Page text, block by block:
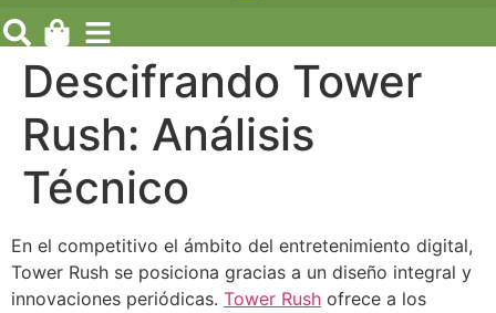
Descifrando Tower
Rush: Análisis
Técnico
En el competitivo el ámbito del entretenimiento digital,
Tower Rush se posiciona gracias a un diseño integral y
innovaciones periódicas. Tower Rush ofrece a los